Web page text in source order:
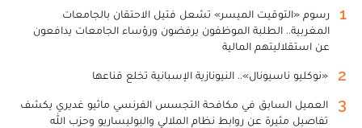
1
رسوم «التوقيت الميسر» تشعل فتيل الاحتقان بالجامعات
المغربية.. الطلبة الموظفون يرفضون ورؤساء الجامعات يدافعون
عن استقلاليتهم المالية
2 «نوكليو ناسيونال».. النيونازية الإسبانية تخلع قناعها
3
العميل السابق في مكافحة التجسس الفرنسي ماثيو غديري يكشف
تفاصيل مثيرة عن روابط نظام الملالي والبوليساريو وحزب الله